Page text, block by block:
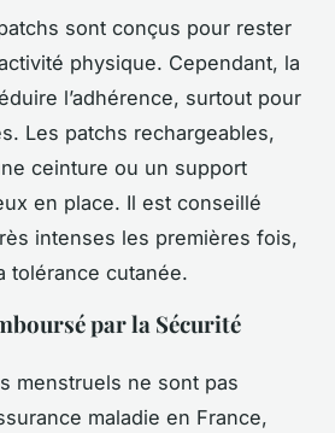
sont conçus pour rester
physique. Cependant, la
l’adhérence, surtout pour
Les patchs rechargeables,
ceinture ou un support
en place. Il est conseillé
intenses les premières fois,
tolérance cutanée.
par la Sécurité
menstruels ne sont pas
maladie en France,